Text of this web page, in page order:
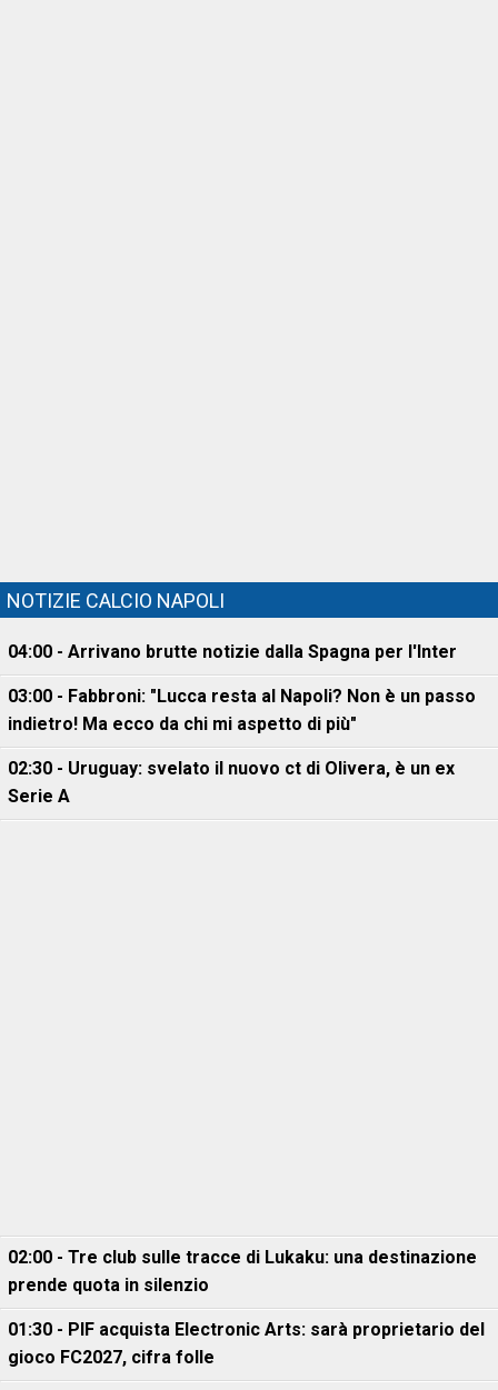
NOTIZIE CALCIO NAPOLI
04:00 - Arrivano brutte notizie dalla Spagna per l'Inter
03:00 - Fabbroni: "Lucca resta al Napoli? Non è un passo
indietro! Ma ecco da chi mi aspetto di più"
02:30 - Uruguay: svelato il nuovo ct di Olivera, è un ex
Serie A
02:00 - Tre club sulle tracce di Lukaku: una destinazione
prende quota in silenzio
01:30 - PIF acquista Electronic Arts: sarà proprietario del
gioco FC2027, cifra folle